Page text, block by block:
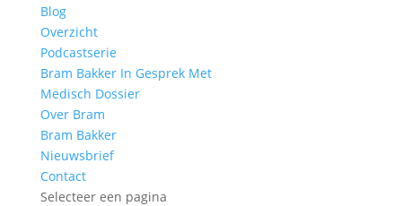
Blog
Overzicht
Podcastserie
Bram Bakker In Gesprek Met
Medisch Dossier
Over Bram
Bram Bakker
Nieuwsbrief
Contact
Selecteer een pagina